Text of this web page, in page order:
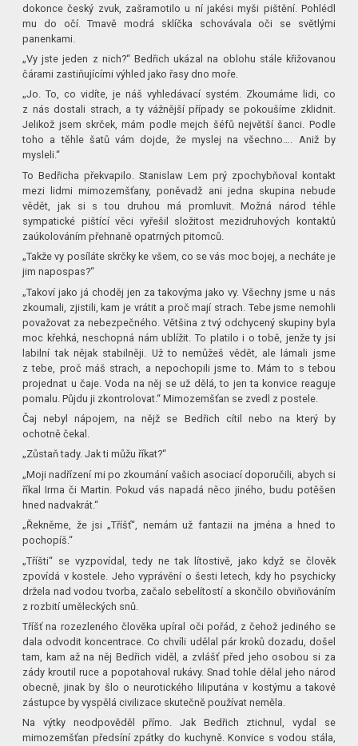
dokonce český zvuk, zašramotilo u ní jakési myši pištění. Pohlédl
mu do očí. Tmavě modrá sklíčka schovávala oči se světlými
panenkami.
„Vy jste jeden z nich?“ Bedřich ukázal na oblohu stále křižovanou
čárami zastiňujícími výhled jako řasy dno moře.
„Jo. To, co vidíte, je náš vyhledávací systém. Zkoumáme lidi, co
z nás dostali strach, a ty vážnější případy se pokoušíme zklidnit.
Jelikož jsem skrček, mám podle mejch šéfů největší šanci. Podle
toho a těhle šatů vám dojde, že myslej na všechno…. Aniž by
mysleli.“
To Bedřicha překvapilo. Stanislaw Lem prý zpochybňoval kontakt
mezi lidmi mimozemšťany, poněvadž ani jedna skupina nebude
vědět, jak si s tou druhou má promluvit. Možná národ téhle
sympatické pištící věci vyřešil složitost mezidruhových kontaktů
zaúkolováním přehnaně opatrných pitomců.
„Takže vy posíláte skrčky ke všem, co se vás moc bojej, a necháte je
jim napospas?“
„Takoví jako já choděj jen za takovýma jako vy. Všechny jsme u nás
zkoumali, zjistili, kam je vrátit a proč mají strach. Tebe jsme nemohli
považovat za nebezpečného. Většina z tvý odchycený skupiny byla
moc křehká, neschopná nám ublížit. To platilo i o tobě, jenže ty jsi
labilní tak nějak stabilněji. Už to nemůžeš vědět, ale lámali jsme
z tebe, proč máš strach, a nepochopili jsme to. Mám to s tebou
projednat u čaje. Voda na něj se už dělá, to jen ta konvice reaguje
pomalu. Půjdu ji zkontrolovat.“ Mimozemšťan se zvedl z postele.
Čaj nebyl nápojem, na nějž se Bedřich cítil nebo na který by
ochotně čekal.
„Zůstaň tady. Jak ti můžu říkat?“
„Moji nadřízení mi po zkoumání vašich asociací doporučili, abych si
říkal Irma či Martin. Pokud vás napadá něco jiného, budu potěšen
hned nadvakrát.“
„Řekněme, že jsi „Tříšť“, nemám už fantazii na jména a hned to
pochopíš.“
„Tříšti“ se vyzpovídal, tedy ne tak lítostivě, jako když se člověk
zpovídá v kostele. Jeho vyprávění o šesti letech, kdy ho psychicky
držela nad vodou tvorba, začalo sebelítostí a skončilo obviňováním
z rozbití uměleckých snů.
Tříšť na rozezleného člověka upíral oči pořád, z čehož jediného se
dala odvodit koncentrace. Co chvíli udělal pár kroků dozadu, došel
tam, kam až na něj Bedřich viděl, a zvlášť před jeho osobou si za
zády kroutil ruce a popotahoval rukávy. Snad tohle dělal jeho národ
obecně, jinak by šlo o neurotického liliputána v kostýmu a takové
zástupce by vyspělá civilizace skutečně používat neměla.
Na výtky neodpověděl přímo. Jak Bedřich ztichnul, vydal se
mimozemšťan předsíní zpátky do kuchyně. Konvice s vodou stála,